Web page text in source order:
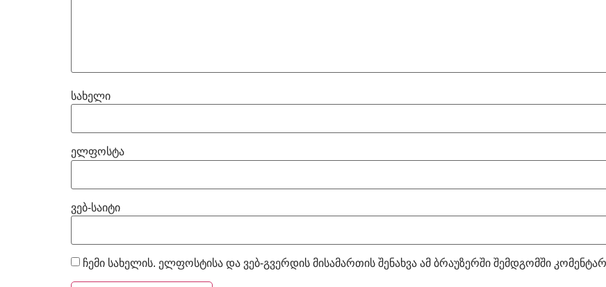
სახელი
ელფოსტა
ვებ-საიტი
ჩემი სახელის. ელფოსტისა და ვებ-გვერდის მისამართის შენახვა ამ ბრაუზერში შემდგომში